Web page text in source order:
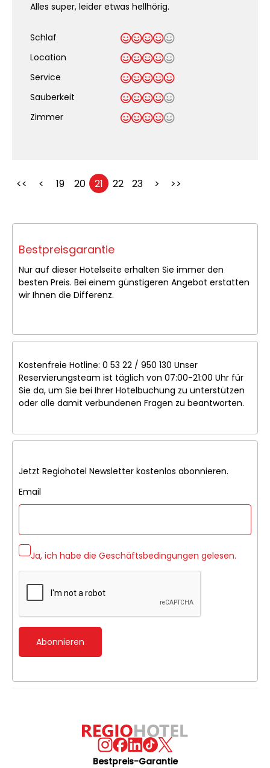
Alles super, leider etwas hellhörig.
Schlaf
Location
Service
Sauberkeit
Zimmer
<< < 19 20 21 22 23 > >>
Bestpreisgarantie
Nur auf dieser Hotelseite erhalten Sie immer den
besten Preis. Bei einem günstigeren Angebot erstatten
wir Ihnen die Differenz.
Kostenfreie Hotline: 0 53 22 / 950 130 Unser
Reservierungsteam ist täglich von 07:00-21:00 Uhr für
Sie da, um Sie bei Ihrer Hotelbuchung zu unterstützen
oder alle damit verbundenen Fragen zu beantworten.
Jetzt Regiohotel Newsletter kostenlos abonnieren.
Email
Ja, ich habe die Geschäftsbedingungen gelesen.
Abonnieren
Bestpreis-Garantie